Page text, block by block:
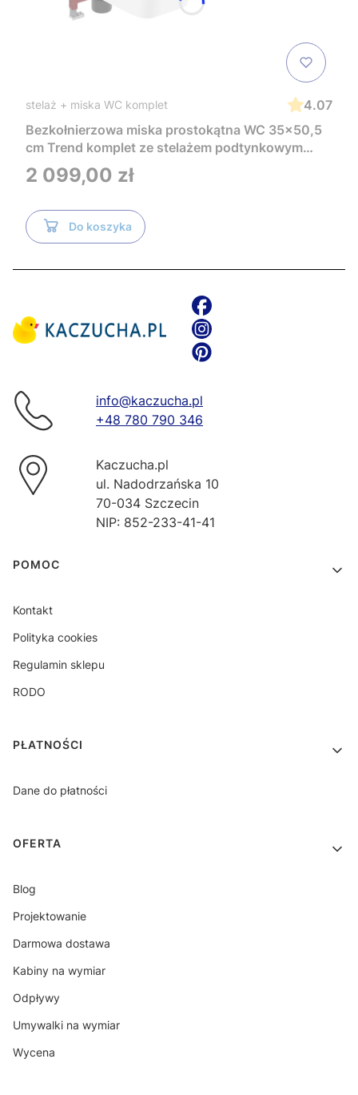
stelaż + miska WC komplet
4.07
Bezkołnierzowa miska prostokątna WC 35x50,5
cm Trend komplet ze stelażem podtynkowym
Tece i czarnym przyciskiem TeceNow
TR2216+Tece
Cena
2 099,00 zł
Do koszyka
info@kaczucha.pl
+48 780 790 346
Kaczucha.pl
ul. Nadodrzańska 10
70-034 Szczecin
NIP: 852-233-41-41
Linki w stopce
POMOC
Kontakt
Polityka cookies
Regulamin sklepu
RODO
PŁATNOŚCI
Dane do płatności
OFERTA
Blog
Projektowanie
Darmowa dostawa
Kabiny na wymiar
Odpływy
Umywalki na wymiar
Wycena